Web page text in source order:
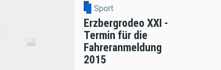
Sport
Erzbergrodeo XXI -
Termin für die
Fahreranmeldung
2015